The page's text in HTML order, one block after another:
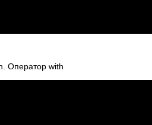
Оператор with